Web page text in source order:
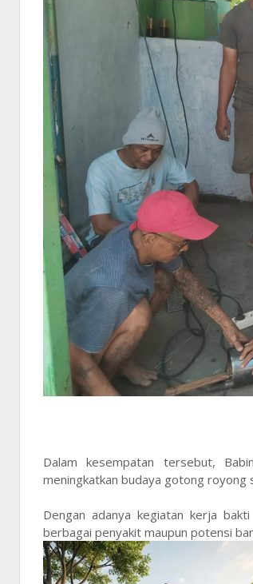
Dalam kesempatan tersebut,
meningkatkan budaya gotong royong
Dengan adanya kegiatan kerja
berbagai penyakit maupun potensi